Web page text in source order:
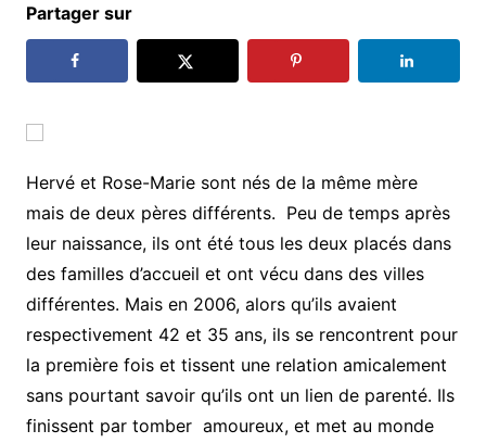
Partager sur
Hervé et Rose-Marie sont nés de la même mère
mais de deux pères différents. Peu de temps après
leur naissance, ils ont été tous les deux placés dans
des familles d’accueil et ont vécu dans des villes
différentes. Mais en 2006, alors qu’ils avaient
respectivement 42 et 35 ans, ils se rencontrent pour
la première fois et tissent une relation amicalement
sans pourtant savoir qu’ils ont un lien de parenté. Ils
finissent par tomber amoureux, et met au monde